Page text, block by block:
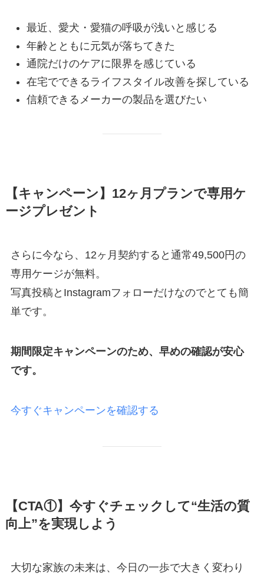
最近、愛犬・愛猫の呼吸が浅いと感じる
年齢とともに元気が落ちてきた
通院だけのケアに限界を感じている
在宅でできるライフスタイル改善を探している
信頼できるメーカーの製品を選びたい
【キャンペーン】12ヶ月プランで専用ケ
ージプレゼント
さらに今なら、12ヶ月契約すると通常49,500円の
専用ケージが無料。
写真投稿とInstagramフォローだけなのでとても簡
単です。
期間限定キャンペーンのため、早めの確認が安心
です。
今すぐキャンペーンを確認する
【CTA①】今すぐチェックして“生活の質
向上”を実現しよう
大切な家族の未来は、今日の一歩で大きく変わり